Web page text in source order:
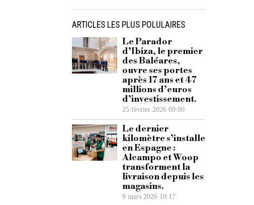
ARTICLES LES PLUS POLULAIRES
Le Parador
d’Ibiza, le premier
des Baléares,
ouvre ses portes
après 17 ans et 47
millions d’euros
d’investissement.
25 février 2026 09:00
Le dernier
kilomètre s’installe
en Espagne :
Alcampo et Woop
transforment la
livraison depuis les
magasins.
9 mars 2026 10:17